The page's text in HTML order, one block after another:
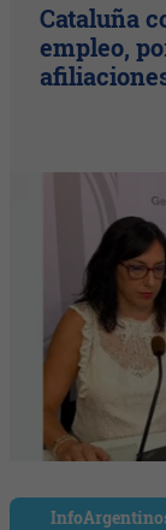
Cataluña
empleo,